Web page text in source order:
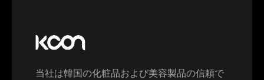
当社は韓国の化粧品および美容製品の信頼で